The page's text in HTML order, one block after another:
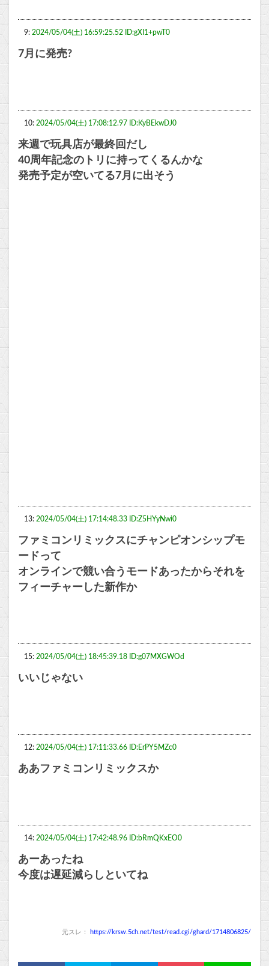
9: 2024/05/04(土) 16:59:25.52 ID:gXI1+pwT0
7月に発売?
10: 2024/05/04(土) 17:08:12.97 ID:KyBEkwDJ0
来週で玩具店が最終回だし
40周年記念のトリに持ってくるんかな
発売予定が空いてる7月に出そう
13: 2024/05/04(土) 17:14:48.33 ID:Z5HYyNwi0
ファミコンリミックスにチャンピオンシップモ
ードって
オンラインで競い合うモードあったからそれを
フィーチャーした新作か
15: 2024/05/04(土) 18:45:39.18 ID:g07MXGWOd
いいじゃない
12: 2024/05/04(土) 17:11:33.66 ID:ErPY5MZc0
ああファミコンリミックスか
14: 2024/05/04(土) 17:42:48.96 ID:bRmQKxEO0
あーあったね
今度は遅延減らしといてね
元スレ： https://krsw.5ch.net/test/read.cgi/ghard/1714806825/